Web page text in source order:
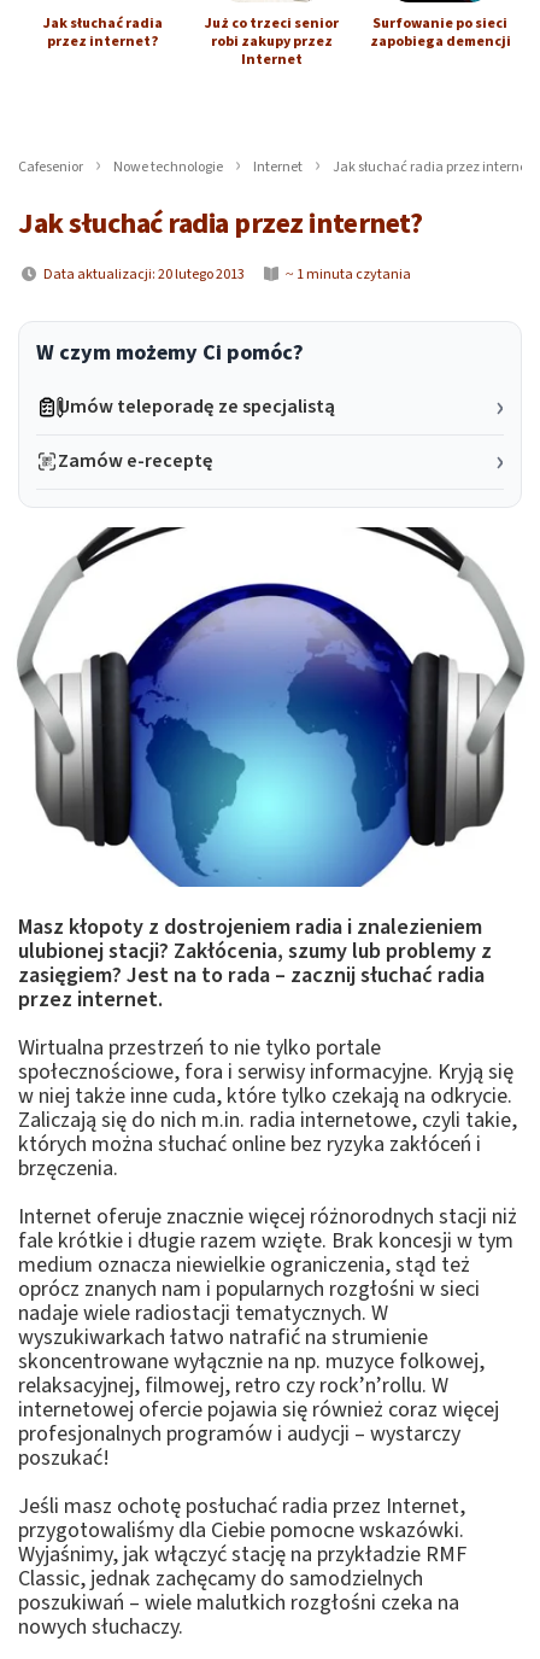
Jak słuchać radia
przez internet?
Już co trzeci senior
robi zakupy przez
Internet
Surfowanie po sieci
zapobiega demencji
Cafesenior Nowe technologie Internet Jak słuchać radia przez internet?
Jak słuchać radia przez internet?
Data aktualizacji: 20 lutego 2013 ~ 1 minuta czytania
W czym możemy Ci pomóc?
Umów teleporadę ze specjalistą
Zamów e-receptę
Masz kłopoty z dostrojeniem radia i znalezieniem
ulubionej stacji? Zakłócenia, szumy lub problemy z
zasięgiem? Jest na to rada – zacznij słuchać radia
przez internet.
Wirtualna przestrzeń to nie tylko portale
społecznościowe, fora i serwisy informacyjne. Kryją się
w niej także inne cuda, które tylko czekają na odkrycie.
Zaliczają się do nich m.in. radia internetowe, czyli takie,
których można słuchać online bez ryzyka zakłóceń i
brzęczenia.
Internet oferuje znacznie więcej różnorodnych stacji niż
fale krótkie i długie razem wzięte. Brak koncesji w tym
medium oznacza niewielkie ograniczenia, stąd też
oprócz znanych nam i popularnych rozgłośni w sieci
nadaje wiele radiostacji tematycznych. W
wyszukiwarkach łatwo natrafić na strumienie
skoncentrowane wyłącznie na np. muzyce folkowej,
relaksacyjnej, filmowej, retro czy rock’n’rollu. W
internetowej ofercie pojawia się również coraz więcej
profesjonalnych programów i audycji – wystarczy
poszukać!
Jeśli masz ochotę posłuchać radia przez Internet,
przygotowaliśmy dla Ciebie pomocne wskazówki.
Wyjaśnimy, jak włączyć stację na przykładzie RMF
Classic, jednak zachęcamy do samodzielnych
poszukiwań – wiele malutkich rozgłośni czeka na
nowych słuchaczy.